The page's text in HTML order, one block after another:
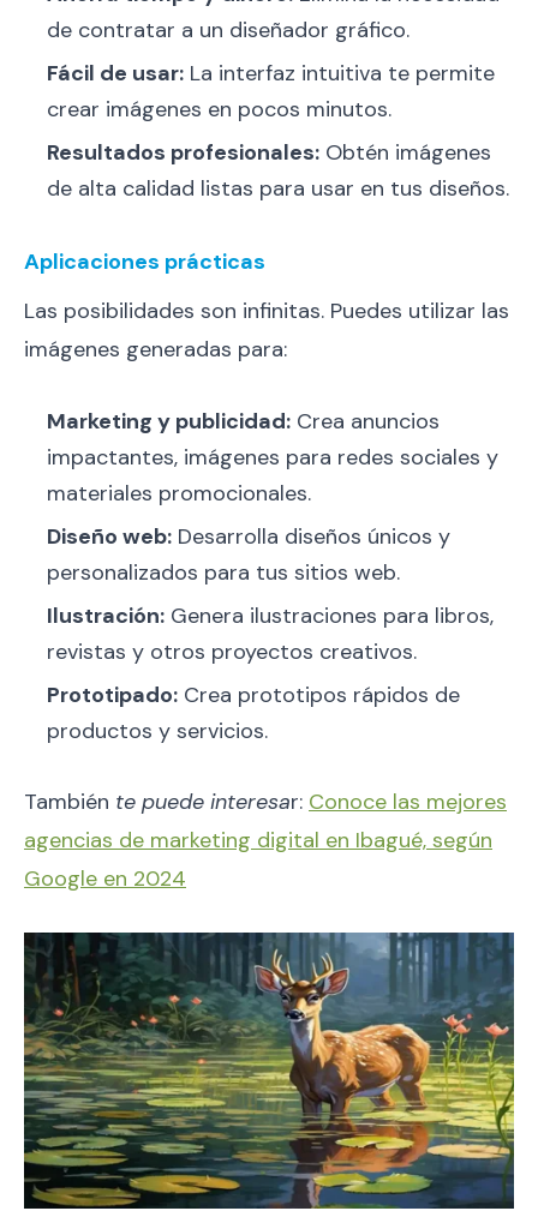
de contratar a un diseñador gráfico.
Fácil de usar: La interfaz intuitiva te permite
crear imágenes en pocos minutos.
Resultados profesionales: Obtén imágenes
de alta calidad listas para usar en tus diseños.
Aplicaciones prácticas
Las posibilidades son infinitas. Puedes utilizar las
imágenes generadas para:
Marketing y publicidad: Crea anuncios
impactantes, imágenes para redes sociales y
materiales promocionales.
Diseño web: Desarrolla diseños únicos y
personalizados para tus sitios web.
Ilustración: Genera ilustraciones para libros,
revistas y otros proyectos creativos.
Prototipado: Crea prototipos rápidos de
productos y servicios.
También te puede interesar: Conoce las mejores
agencias de marketing digital en Ibagué, según
Google en 2024